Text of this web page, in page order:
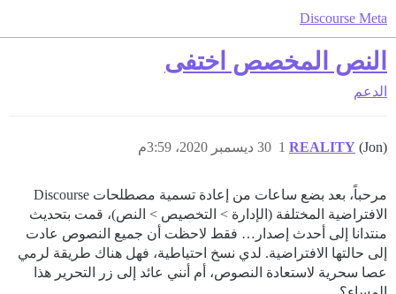
Discourse Meta
النص المخصص اختفى
الدعم
REALITY (Jon) 30 ديسمبر 2020، 3:59م 1
مرحباً، بعد بضع ساعات من إعادة تسمية مصطلحات Discourse
الافتراضية المختلفة (الإدارة > التخصيص > النص)، قمت بتحديث
منتدانا إلى أحدث إصدار… فقط لاحظت أن جميع النصوص عادت
إلى حالتها الافتراضية. لدي نسخ احتياطية، فهل هناك طريقة لرمي
عصا سحرية لاستعادة النصوص، أم أنني عائد إلى زر التحرير هذا